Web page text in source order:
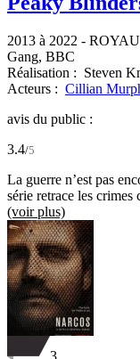
2013 à 2022 -
Gang, BBC
Réalisation : Steven
Acteurs : Cillian
avis du public :
3.4/5
La guerre n’est pas
série retrace les
(voir plus)
3